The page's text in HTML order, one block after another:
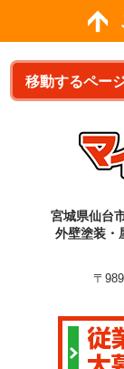
宮城県仙台
外壁塗装・
〒